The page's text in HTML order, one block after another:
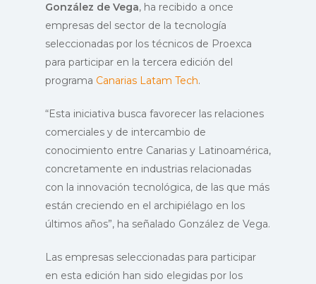
González de Vega, ha recibido a once
empresas del sector de la tecnología
seleccionadas por los técnicos de Proexca
para participar en la tercera edición del
programa Canarias Latam Tech.
“Esta iniciativa busca favorecer las relaciones
comerciales y de intercambio de
conocimiento entre Canarias y Latinoamérica,
concretamente en industrias relacionadas
con la innovación tecnológica, de las que más
están creciendo en el archipiélago en los
últimos años”, ha señalado González de Vega.
Las empresas seleccionadas para participar
en esta edición han sido elegidas por los